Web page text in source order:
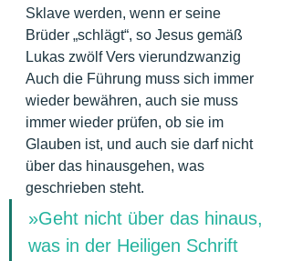
Sklave werden, wenn er seine
Brüder „schlägt“, so Jesus gemäß
Lukas zwölf Vers vierundzwanzig
Auch die Führung muss sich immer
wieder bewähren, auch sie muss
immer wieder prüfen, ob sie im
Glauben ist, und auch sie darf nicht
über das hinausgehen, was
geschrieben steht.
»Geht nicht über das hinaus,
was in der Heiligen Schrift